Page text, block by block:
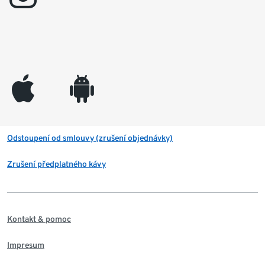
appleinc android
Odstoupení od smlouvy (zrušení objednávky)
Zrušení předplatného kávy
Kontakt & pomoc
Impresum